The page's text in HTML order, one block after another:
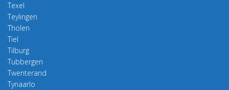
Texel
Teylingen
Tholen
Tiel
Tilburg
Tubbergen
Twenterand
Tynaarlo